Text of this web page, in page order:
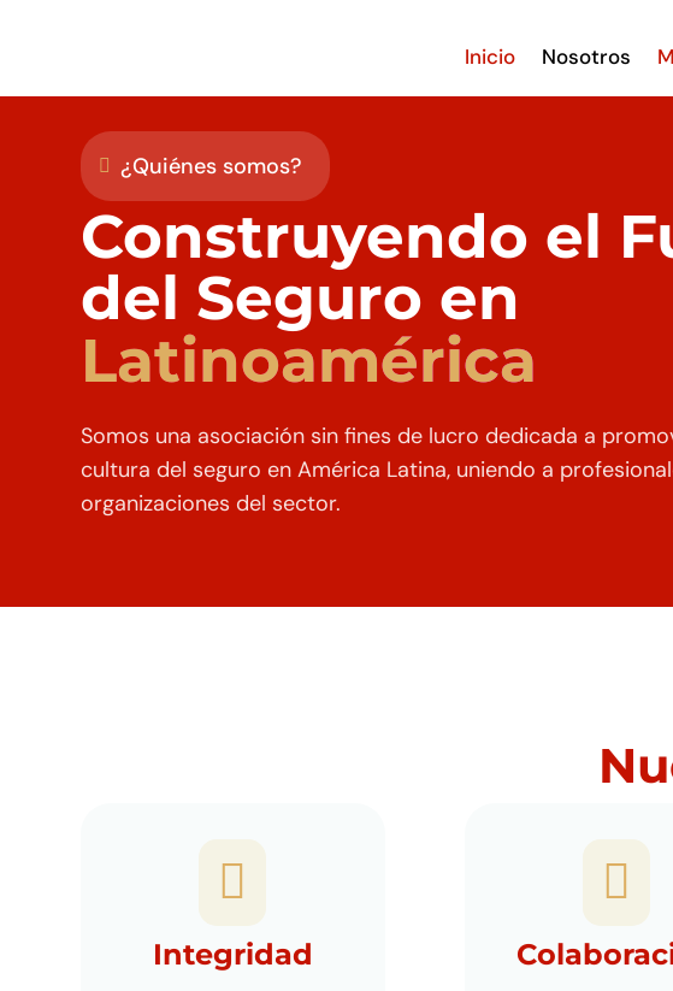
Inicio Nosotros
 ¿Quiénes somos?
Construyendo el
del Seguro en
Latinoamérica
Somos una asociación sin fines de lucro dedicada a
cultura del seguro en América Latina, uniendo a
organizaciones del sector.

Integridad
1 